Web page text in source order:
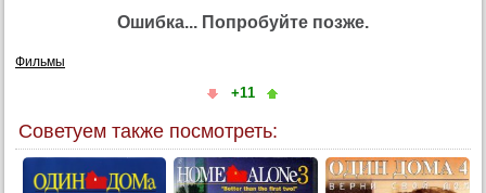
Ошибка... Попробуйте позже.
Фильмы
+11
Советуем также посмотреть: